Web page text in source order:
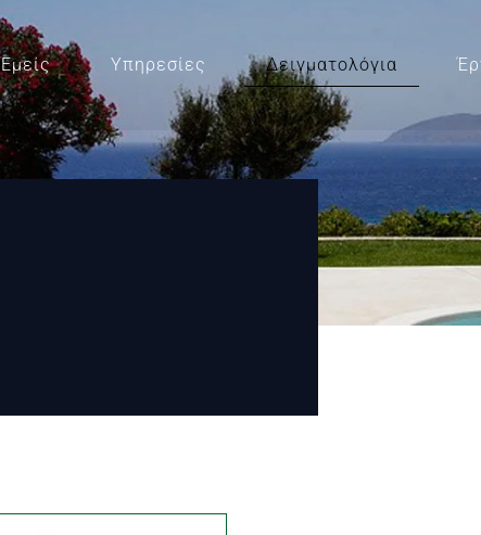
Εμείς Υπηρεσίες Δειγματολόγια